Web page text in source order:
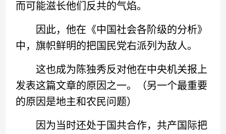
而可能滋长他们反共的气焰。
因此，他在《中国社会各阶级的分析》
中，旗帜鲜明的把国民党右派列为敌人。
这也成为陈独秀反对他在中央机关报上
发表这篇文章的原因之一。（另一个最重要
的原因是地主和农民问题）
因为当时还处于国共合作，共产国际把